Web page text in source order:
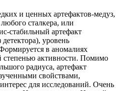
и ценных артефактов-медуз,
сталкера, или
стабильный артефакт
детектора), уровень
в аномалиях
степенью активности. Помимо
радиуса, артефакт
свойствами,
для исследований. Очень